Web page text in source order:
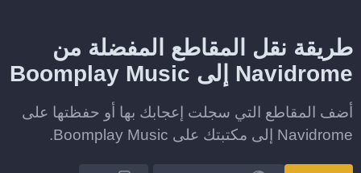
طريقة نقل المقاطع المفضلة من
Navidrome إلى Boomplay Music
أضف المقاطع التي سجلت إعجابك بها أو حفظتها على
Navidrome إلى مكتبتك على Boomplay Music.